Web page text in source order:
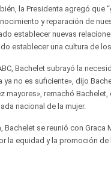
la Presidenta agregó que
y reparación de
establecer nuevas
establecer una cultura de los
Bachelet subrayó la
no es suficiente», dijo
remachó
nacional de la mujer.
se reunió con Graca
la equidad y la promoción